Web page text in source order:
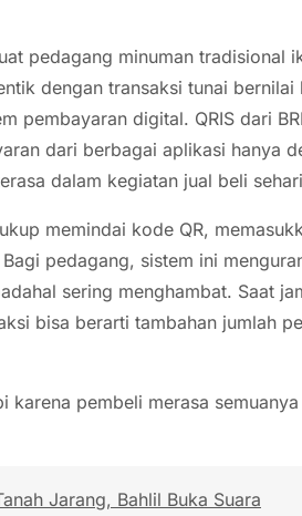
pedagang minuman tradisional
dengan transaksi tunai bernilai
pembayaran digital. QRIS dari
dari berbagai aplikasi hanya
dalam kegiatan jual beli
memindai kode QR,
pedagang, sistem ini
sering menghambat. Saat
bisa berarti tambahan jumlah
karena pembeli merasa
Jarang, Bahlil Buka Suara